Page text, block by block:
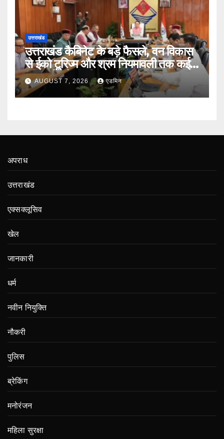
उत्तराखंड
उत्तराखंड कैबिनेट के बड़े फैसले, वन विकास
से ईको टूरिज्म और श्रम नियमावली तक कई
प्रस्तावों को मंजूरी
AUGUST 7, 2026 एडमिन
अपराध
उत्तराखंड
एक्सक्लूसिव
खेल
जानकारी
धर्म
नवीन नियुक्ति
नौकरी
पुलिस
ब्रेकिंग
मनोरंजन
महिला सुरक्षा